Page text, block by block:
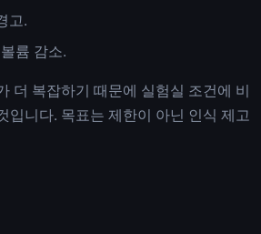
고.
륨 감소.
더 복잡하기 때문에 실험실 조건에 비
입니다. 목표는 제한이 아닌 인식 제고